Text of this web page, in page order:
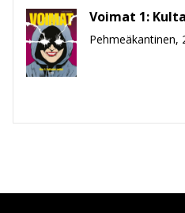
Voimat 1:
Pehmeäkantinen,